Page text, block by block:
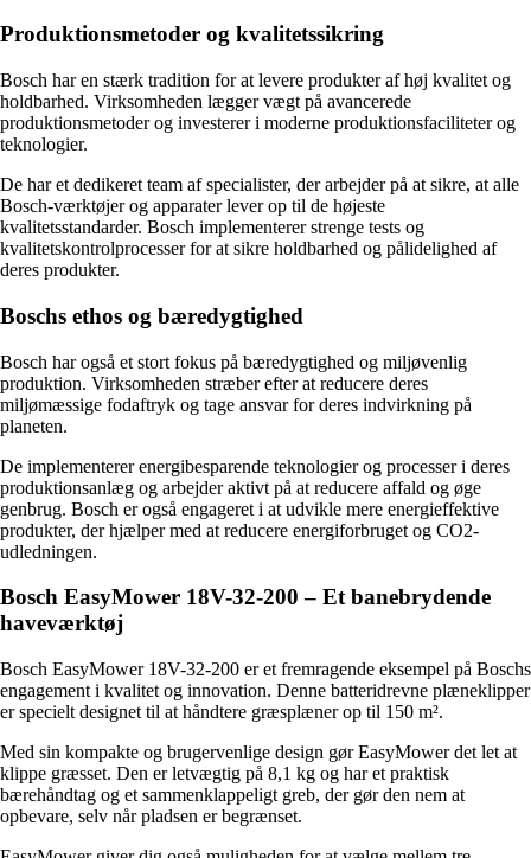
Produktionsmetoder og kvalitetssikring
Bosch har en stærk tradition for at levere produkter af høj kvalitet og
holdbarhed. Virksomheden lægger vægt på avancerede
produktionsmetoder og investerer i moderne produktionsfaciliteter og
teknologier.
De har et dedikeret team af specialister, der arbejder på at sikre, at alle
Bosch-værktøjer og apparater lever op til de højeste
kvalitetsstandarder. Bosch implementerer strenge tests og
kvalitetskontrolprocesser for at sikre holdbarhed og pålidelighed af
deres produkter.
Boschs ethos og bæredygtighed
Bosch har også et stort fokus på bæredygtighed og miljøvenlig
produktion. Virksomheden stræber efter at reducere deres
miljømæssige fodaftryk og tage ansvar for deres indvirkning på
planeten.
De implementerer energibesparende teknologier og processer i deres
produktionsanlæg og arbejder aktivt på at reducere affald og øge
genbrug. Bosch er også engageret i at udvikle mere energieffektive
produkter, der hjælper med at reducere energiforbruget og CO2-
udledningen.
Bosch EasyMower 18V-32-200 – Et banebrydende
haveværktøj
Bosch EasyMower 18V-32-200 er et fremragende eksempel på Boschs
engagement i kvalitet og innovation. Denne batteridrevne plæneklipper
er specielt designet til at håndtere græsplæner op til 150 m².
Med sin kompakte og brugervenlige design gør EasyMower det let at
klippe græsset. Den er letvægtig på 8,1 kg og har et praktisk
bærehåndtag og et sammenklappeligt greb, der gør den nem at
opbevare, selv når pladsen er begrænset.